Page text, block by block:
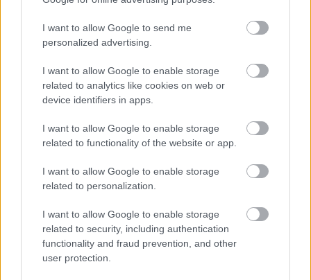
I want to allow Google to send me
personalized advertising.
I want to allow Google to enable storage
related to analytics like cookies on web or
device identifiers in apps.
I want to allow Google to enable storage
related to functionality of the website or app.
I want to allow Google to enable storage
related to personalization.
I want to allow Google to enable storage
related to security, including authentication
functionality and fraud prevention, and other
user protection.
modna znamka na
svetu, Miu Miu se
vrača na stopničke
pozabljen dodatek
evrov
Ključni modni trendi, ki bodo
zaznamovali jesen 2026 (zaradi
njih komaj čakamo na september)